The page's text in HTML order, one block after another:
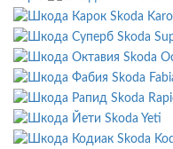
Skoda
Skoda
Skoda
Skoda
Skoda
Skoda Yeti
Skoda